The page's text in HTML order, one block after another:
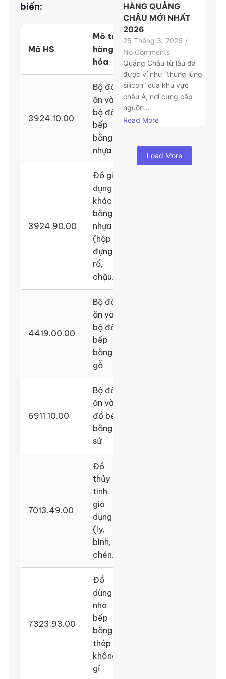
biến:
Mã HS
Mô tả
hàng
hóa
3924.10.00
Bộ đồ
ăn và
bộ đồ
bếp
bằng
nhựa
3924.90.00
Đồ gia
dụng
khác
bằng
nhựa
(hộp
đựng,
rổ,
chậu…)
4419.00.00
Bộ đồ
ăn và
bộ đồ
bếp
bằng
gỗ
6911.10.00
Bộ đồ
ăn và
đồ bếp
bằng
sứ
7013.49.00
Đồ
thủy
tinh
gia
dụng
(ly,
bình,
chén…)
7323.93.00
Đồ
dùng
nhà
bếp
bằng
thép
không
gỉ
HÀNG QUẢNG
CHÂU MỚI NHẤT
2026
25 Tháng 3, 2026 /
No Comments
Quảng Châu từ lâu đã
được ví như “thung lũng
silicon” của khu vực
châu Á, nơi cung cấp
nguồn…
Read More
Load More